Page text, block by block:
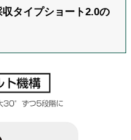
タイプショート2.0の